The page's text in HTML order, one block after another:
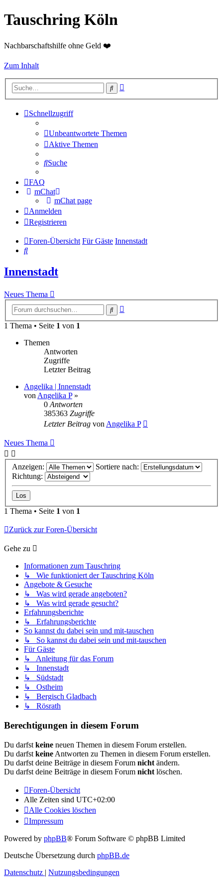
Tauschring Köln
Nachbarschaftshilfe ohne Geld ❤️
Zum Inhalt
Suche
Schnellzugriff
Unbeantwortete Themen
Aktive Themen
Suche
FAQ
mChat
mChat page
Anmelden
Registrieren
Foren-Übersicht Für Gäste Innenstadt
Suche
Innenstadt
Neues Thema
Suche
1 Thema • Seite 1 von 1
Themen
Antworten
Zugriffe
Letzter Beitrag
Angelika | Innenstadt
von Angelika P»
0 Antworten
385363 Zugriffe
Letzter Beitrag von Angelika P
Neues Thema
Anzeigen:
Sortiere nach:
Richtung:
1 Thema • Seite 1 von 1
Zurück zur Foren-Übersicht
Gehe zu
Informationen zum Tauschring
↳ Wie funktioniert der Tauschring Köln
Angebote & Gesuche
↳ Was wird gerade angeboten?
↳ Was wird gerade gesucht?
Erfahrungsberichte
↳ Erfahrungsberichte
So kannst du dabei sein und mit-tauschen
↳ So kannst du dabei sein und mit-tauschen
Für Gäste
↳ Anleitung für das Forum
↳ Innenstadt
↳ Südstadt
↳ Ostheim
↳ Bergisch Gladbach
↳ Rösrath
Berechtigungen in diesem Forum
Du darfst keine neuen Themen in diesem Forum erstellen.
Du darfst keine Antworten zu Themen in diesem Forum erstellen.
Du darfst deine Beiträge in diesem Forum nicht ändern.
Du darfst deine Beiträge in diesem Forum nicht löschen.
Foren-Übersicht
Alle Zeiten sind UTC+02:00
Alle Cookies löschen
Impressum
Powered by phpBB® Forum Software © phpBB Limited
Deutsche Übersetzung durch phpBB.de
Datenschutz | Nutzungsbedingungen